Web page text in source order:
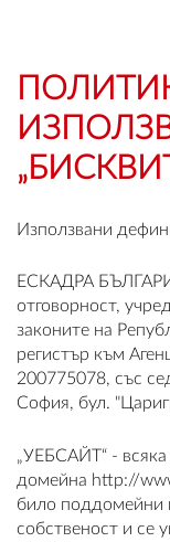
Използвани
ЕСКАДРА
отговорност,
законите на
регистър към
200775078, със
София, бул.
„УЕБСАЙТ“ - всяка
домейна http://
било поддомейни
собственост и се
0 продукта
Количка
Вход
Регистрация